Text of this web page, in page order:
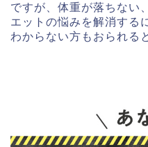
ですが、体重が落ちない
エットの悩みを解消する
わからない方もおられる